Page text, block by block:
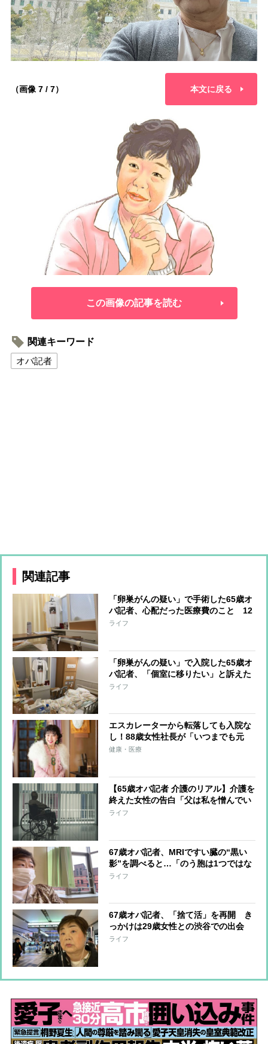
（画像 7 / 7） 本文に戻る
この画像の記事を読む
関連キーワード
オバ記者
関連記事
「卵巣がんの疑い」で手術した65歳オ
バ記者、心配だった医療費のこと 12
日間の入院で負担額は？
ライフ
「卵巣がんの疑い」で入院した65歳オ
バ記者、「個室に移りたい」と訴えた
時に看護師がピシャリと言った言葉
ライフ
エスカレーターから転落しても入院な
し！88歳女性社長が「いつまでも元
気」でいるために毎日続ける「寝なが
健康・医療
【65歳オバ記者 介護のリアル】介護を
終えた女性の告白「父は私を憎んでい
た」 父娘の関係はなぜ“崩壊”したの
ライフ
67歳オバ記者、MRIですい臓の“黒い
影”を調べると…「のう胞は1つではな
く3つありました」その後、医師が告
ライフ
67歳オバ記者、「捨て活」を再開 き
っかけは29歳女性との渋谷での出会
い、「私が看取る」と言われどうした
ライフ